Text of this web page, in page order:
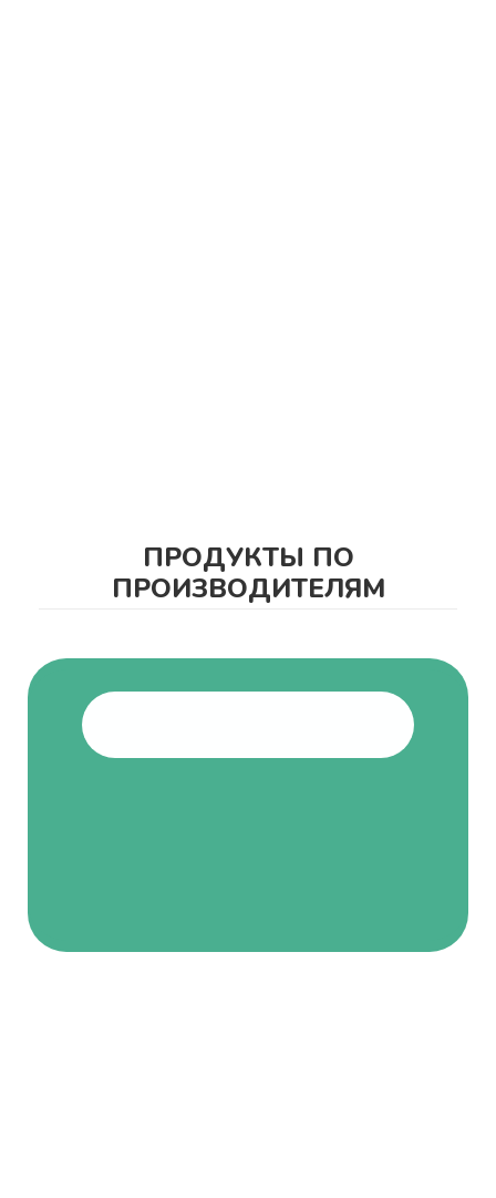
ПРОДУКТЫ ПО
ПРОИЗВОДИТЕЛЯМ